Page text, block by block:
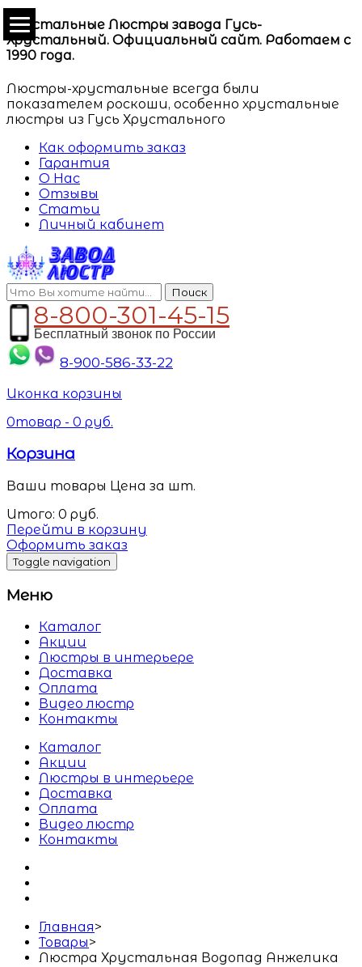
Хрустальные Люстры завода Гусь-
Хрустальный. Официальный сайт. Работаем с
1990 года.
Люстры-хрустальные всегда были
показателем роскоши, особенно хрустальные
люстры из Гусь Хрустального
Как оформить заказ
Гарантия
О Нас
Отзывы
Статьи
Личный кабинет
Поиск
8-800-301-45-15
Бесплатный звонок по России
8-900-586-33-22
Иконка корзины
0товар - 0 руб.
Корзина
Ваши товары Цена за шт.
Итого: 0 руб.
Перейти в корзину
Оформить заказ
Toggle navigation
Меню
Каталог
Акции
Люстры в интерьере
Доставка
Оплата
Видео люстр
Контакты
Каталог
Акции
Люстры в интерьере
Доставка
Оплата
Видео люстр
Контакты
Главная>
Товары>
Люстра Хрустальная Водопад Анжелика